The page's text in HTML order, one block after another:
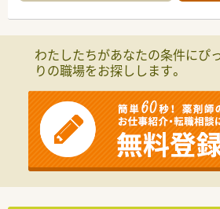
わたしたちがあなたの条件にぴ
りの職場をお探しします。